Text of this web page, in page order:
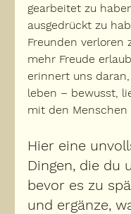
gearbeitet zu
ausgedrückt zu
Freunden
mehr Freude
erinnert uns
leben – bewusst,
mit den Menschen
Hier eine
Dingen, die du
bevor es zu
und ergänze,